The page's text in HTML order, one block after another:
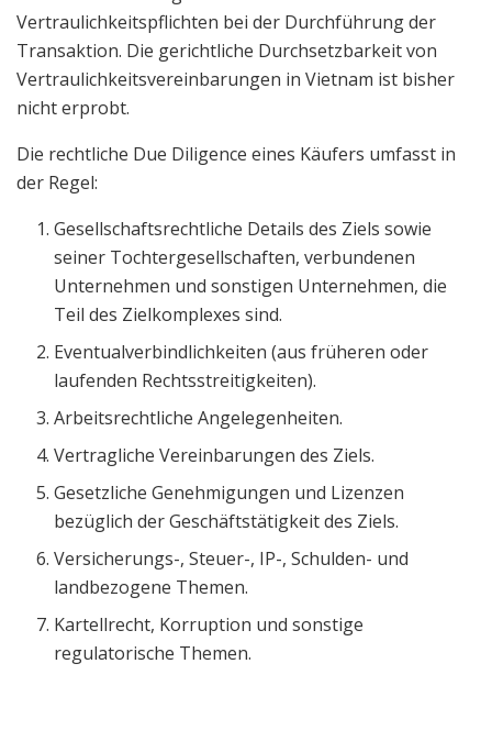
Vertraulichkeitspflichten bei der Durchführung der
Transaktion. Die gerichtliche Durchsetzbarkeit von
Vertraulichkeitsvereinbarungen in Vietnam ist bisher
nicht erprobt.
Die rechtliche Due Diligence eines Käufers umfasst in
der Regel:
Gesellschaftsrechtliche Details des Ziels sowie
seiner Tochtergesellschaften, verbundenen
Unternehmen und sonstigen Unternehmen, die
Teil des Zielkomplexes sind.
Eventualverbindlichkeiten (aus früheren oder
laufenden Rechtsstreitigkeiten).
Arbeitsrechtliche Angelegenheiten.
Vertragliche Vereinbarungen des Ziels.
Gesetzliche Genehmigungen und Lizenzen
bezüglich der Geschäftstätigkeit des Ziels.
Versicherungs-, Steuer-, IP-, Schulden- und
landbezogene Themen.
Kartellrecht, Korruption und sonstige
regulatorische Themen.